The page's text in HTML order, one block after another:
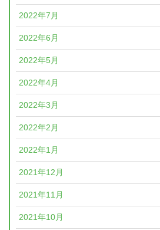
2022年7月
2022年6月
2022年5月
2022年4月
2022年3月
2022年2月
2022年1月
2021年12月
2021年11月
2021年10月